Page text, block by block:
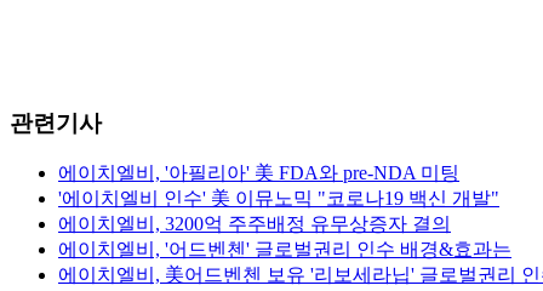
관련기사
에이치엘비, '아필리아' 美 FDA와 pre-NDA 미팅
'에이치엘비 인수' 美 이뮤노믹 "코로나19 백신 개발"
에이치엘비, 3200억 주주배정 유무상증자 결의
에이치엘비, '어드벤첸' 글로벌권리 인수 배경&효과는
에이치엘비, 美어드벤첸 보유 '리보세라닙' 글로벌권리 인